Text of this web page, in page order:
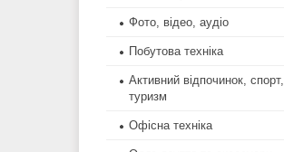
Фото, відео, аудіо
Побутова техніка
Активний відпочинок, спорт,
туризм
Офісна техніка